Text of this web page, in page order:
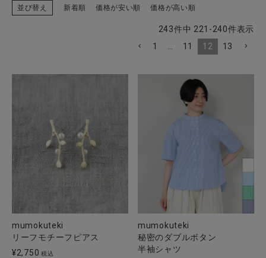
CATEGORY
ファッション雑貨
生活雑貨
ギフト
並び替え 新着順 価格が安い順 価格が高い順
243件中 221 -240件表示
1
11 12 13
mumokuteki
リーフモチーフピアス
¥2,750 税込
mumokuteki
秘密のダブルボタン
半袖シャツ